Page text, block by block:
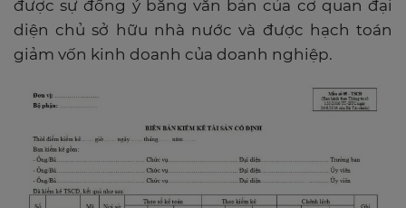
được sự đồng ý bằng văn bản của cơ quan đại
diện chủ sở hữu nhà nước và được hạch toán
giảm vốn kinh doanh của doanh nghiệp.